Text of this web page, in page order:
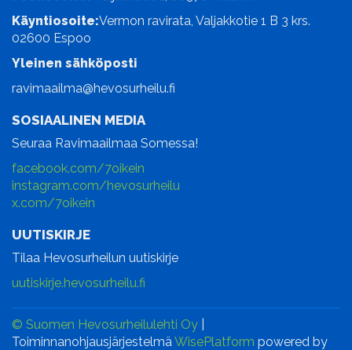
Käyntiosoite:Vermon ravirata, Valjakkotie 1 B 3 krs.
02600 Espoo
Yleinen sähköposti
ravimaailma@hevosurheilu.fi
SOSIAALINEN MEDIA
Seuraa Ravimaailmaa Somessa!
facebook.com/7oikein
instagram.com/hevosurheilu
x.com/7oikein
UUTISKIRJE
Tilaa Hevosurheilun uutiskirje
uutiskirje.hevosurheilu.fi
© Suomen Hevosurheilulehti Oy
ToiminnanohjausjärjestelmäWisePlatform powered by